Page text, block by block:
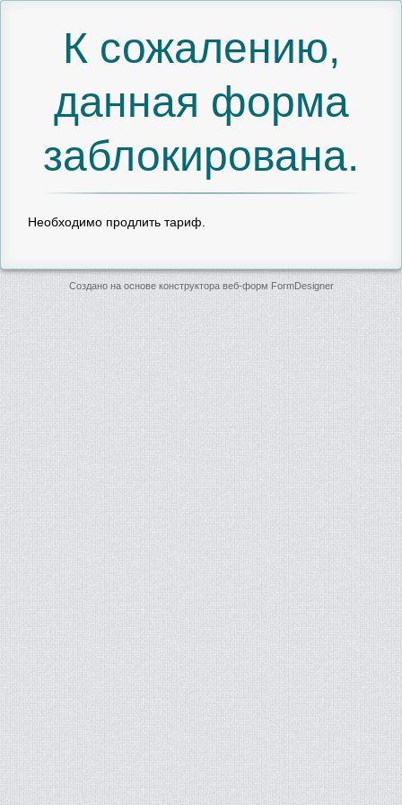
К сожалению,
данная форма
заблокирована.
Необходимо продлить тариф.
Создано на основе конструктора веб-форм FormDesigner